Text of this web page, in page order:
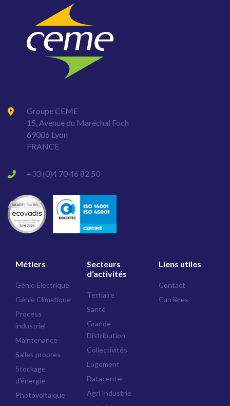
Groupe CEME
15, Avenue du Maréchal Foch
69006 Lyon
FRANCE
+33 (0)4 70 46 82 50
Métiers
Génie Électrique
Génie Climatique
Process
industriel
Maintenance
Salles propres
Stockage
d’énergie
Photovoltaïque
Secteurs
d'activités
Tertiaire
Santé
Grande
Distribution
Collectivités
Logement
Datacenter
Agri Industrie
Liens utiles
Contact
Carrières